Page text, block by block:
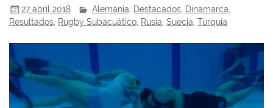
27 abril 2018 Alemania Destacados Dinamarca
Resultados, Rugby Subacuático, Rusia,Suecia,Turquía